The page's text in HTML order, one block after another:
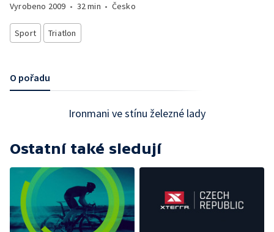
Vyrobeno 2009 • 32 min • Česko
Sport Triatlon
O pořadu
Ironmani ve stínu železné lady
Ostatní také sledují